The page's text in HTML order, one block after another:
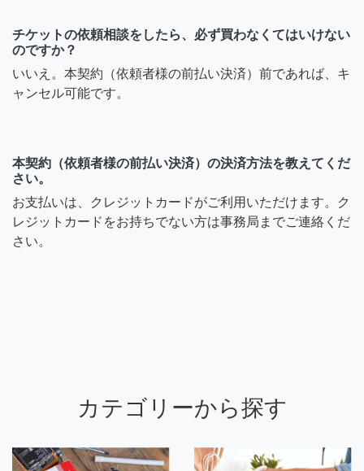
チケットの依頼相談をしたら、必ず買わなくてはいけない
のですか？
いいえ。本契約（依頼者様の前払い決済）前であれば、キ
ャンセル可能です。
本契約（依頼者様の前払い決済）の決済方法を教えてくだ
さい。
お支払いは、クレジットカードがご利用いただけます。ク
レジットカードをお持ちでない方は事務局までご連絡くだ
さい。
カテゴリーから探す